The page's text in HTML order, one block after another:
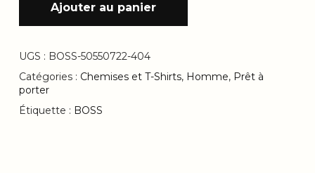
Ajouter au panier
UGS : BOSS-50550722-404
Catégories : Chemises et T-Shirts, Homme, Prêt à
porter
Étiquette : BOSS